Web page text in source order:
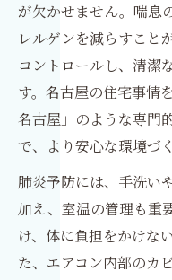
が欠かせません。喘息
レルゲンを減らすこと
コントロールし、清潔
す。名古屋の住宅事情
名古屋」のような専門
で、より安心な環境づ
肺炎予防には、手洗い
加え、室温の管理も重
け、体に負担をかけな
た、エアコン内部のカ